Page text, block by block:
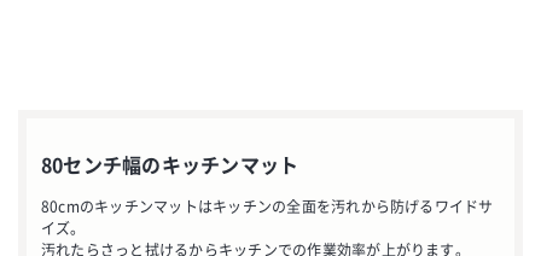
80センチ幅のキッチンマット
80cmのキッチンマットはキッチンの全面を汚れから防げるワイドサ
イズ。
汚れたらさっと拭けるからキッチンでの作業効率が上がります。